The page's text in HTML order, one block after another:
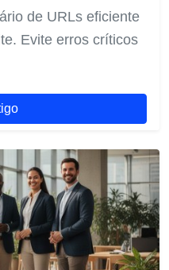
de URLs eficiente
Evite erros críticos